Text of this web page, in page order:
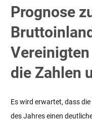
Prognose
die Zahlen
Es wird erwartet, dass
des Jahres einen